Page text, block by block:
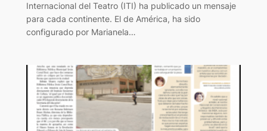
Internacional del Teatro (ITI) ha publicado un mensaje
para cada continente. El de América, ha sido
configurado por Marianela…